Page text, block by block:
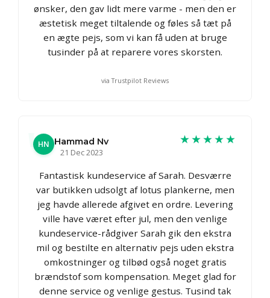
ønsker, den gav lidt mere varme - men den er
æstetisk meget tiltalende og føles så tæt på
en ægte pejs, som vi kan få uden at bruge
tusinder på at reparere vores skorsten.
via Trustpilot Reviews
HN Hammad Nv
21 Dec 2023
★★★★★
Fantastisk kundeservice af Sarah. Desværre
var butikken udsolgt af lotus plankerne, men
jeg havde allerede afgivet en ordre. Levering
ville have været efter jul, men den venlige
kundeservice-rådgiver Sarah gik den ekstra
mil og bestilte en alternativ pejs uden ekstra
omkostninger og tilbød også noget gratis
brændstof som kompensation. Meget glad for
denne service og venlige gestus. Tusind tak